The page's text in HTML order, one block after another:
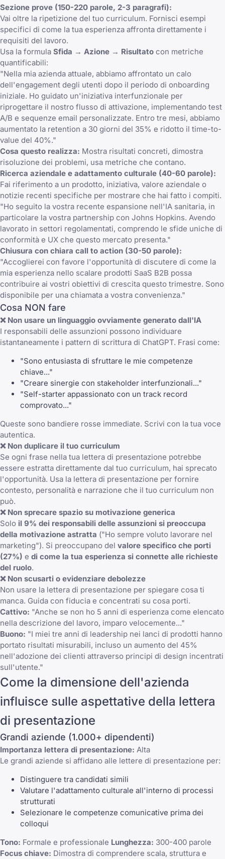
Sezione prove (150-220 parole, 2-3 paragrafi):
Vai oltre la ripetizione del tuo curriculum. Fornisci esempi
specifici di come la tua esperienza affronta direttamente i
requisiti del lavoro.
Usa la formula Sfida → Azione → Risultato con metriche
quantificabili:
"Nella mia azienda attuale, abbiamo affrontato un calo
dell'engagement degli utenti dopo il periodo di onboarding
iniziale. Ho guidato un'iniziativa interfunzionale per
riprogettare il nostro flusso di attivazione, implementando test
A/B e sequenze email personalizzate. Entro tre mesi, abbiamo
aumentato la retention a 30 giorni del 35% e ridotto il time-to-
value del 40%."
Cosa questo realizza: Mostra risultati concreti, dimostra
risoluzione dei problemi, usa metriche che contano.
Ricerca aziendale e adattamento culturale (40-60 parole):
Fai riferimento a un prodotto, iniziativa, valore aziendale o
notizie recenti specifiche per mostrare che hai fatto i compiti.
"Ho seguito la vostra recente espansione nell'IA sanitaria, in
particolare la vostra partnership con Johns Hopkins. Avendo
lavorato in settori regolamentati, comprendo le sfide uniche di
conformità e UX che questo mercato presenta."
Chiusura con chiara call to action (30-50 parole):
"Accoglierei con favore l'opportunità di discutere di come la
mia esperienza nello scalare prodotti SaaS B2B possa
contribuire ai vostri obiettivi di crescita questo trimestre. Sono
disponibile per una chiamata a vostra convenienza."
Cosa NON fare
❌ Non usare un linguaggio ovviamente generato dall'IA
I responsabili delle assunzioni possono individuare
istantaneamente i pattern di scrittura di ChatGPT. Frasi come:
"Sono entusiasta di sfruttare le mie competenze
chiave..."
"Creare sinergie con stakeholder interfunzionali..."
"Self-starter appassionato con un track record
comprovato..."
Queste sono bandiere rosse immediate. Scrivi con la tua voce
autentica.
❌ Non duplicare il tuo curriculum
Se ogni frase nella tua lettera di presentazione potrebbe
essere estratta direttamente dal tuo curriculum, hai sprecato
l'opportunità. Usa la lettera di presentazione per fornire
contesto, personalità e narrazione che il tuo curriculum non
può.
❌ Non sprecare spazio su motivazione generica
Solo il 9% dei responsabili delle assunzioni si preoccupa
della motivazione astratta ("Ho sempre voluto lavorare nel
marketing"). Si preoccupano del valore specifico che porti
(27%) e di come la tua esperienza si connette alle richieste
del ruolo.
❌ Non scusarti o evidenziare debolezze
Non usare la lettera di presentazione per spiegare cosa ti
manca. Guida con fiducia e concentrati su cosa porti.
Cattivo: "Anche se non ho 5 anni di esperienza come elencato
nella descrizione del lavoro, imparo velocemente..."
Buono: "I miei tre anni di leadership nei lanci di prodotti hanno
portato risultati misurabili, incluso un aumento del 45%
nell'adozione dei clienti attraverso principi di design incentrati
sull'utente."
Come la dimensione dell'azienda
influisce sulle aspettative della lettera
di presentazione
Grandi aziende (1.000+ dipendenti)
Importanza lettera di presentazione: Alta
Le grandi aziende si affidano alle lettere di presentazione per:
Distinguere tra candidati simili
Valutare l'adattamento culturale all'interno di processi
strutturati
Selezionare le competenze comunicative prima dei
colloqui
Tono: Formale e professionale Lunghezza: 300-400 parole
Focus chiave: Dimostra di comprendere scala, struttura e